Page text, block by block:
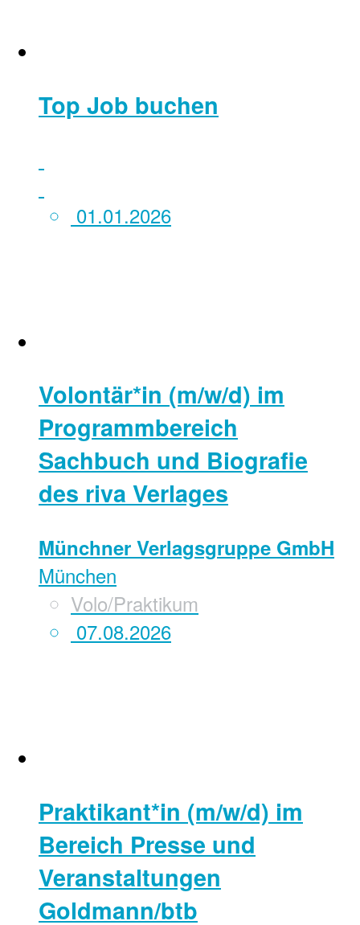
Top Job buchen
01.01.2026
Volontär*in (m/w/d) im
Programmbereich
Sachbuch und Biografie
des riva Verlages
Münchner Verlagsgruppe GmbH
München
Volo/Praktikum
07.08.2026
Praktikant*in (m/w/d) im
Bereich Presse und
Veranstaltungen
Goldmann/btb